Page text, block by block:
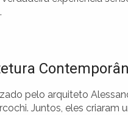
pelo arquiteto
Juntos, eles